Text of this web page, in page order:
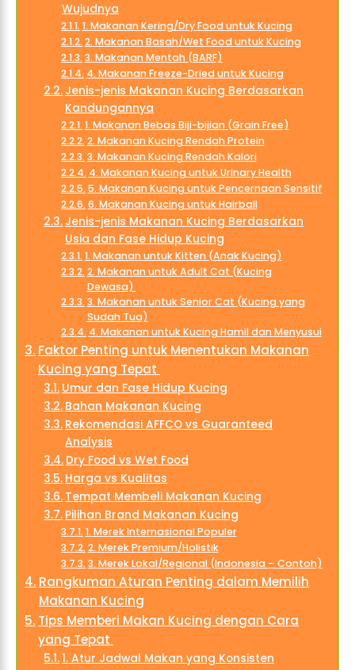
Wujudnya
1. Makanan Kering/Dry Food untuk Kucing
2. Makanan Basah/Wet Food untuk Kucing
3. Makanan Mentah (BARF)
4. Makanan Freeze-Dried untuk Kucing
Jenis-jenis Makanan Kucing Berdasarkan
Kandungannya
1. Makanan Bebas Biji-bijian (Grain Free)
2. Makanan Kucing Rendah Protein
3. Makanan Kucing Rendah Kalori
4. Makanan Kucing untuk Urinary Health
5. Makanan Kucing untuk Pencernaan Sensitif
6. Makanan Kucing untuk Hairball
Jenis-jenis Makanan Kucing Berdasarkan
Usia dan Fase Hidup Kucing
1. Makanan untuk Kitten (Anak Kucing)
2. Makanan untuk Adult Cat (Kucing
Dewasa)
3. Makanan untuk Senior Cat (Kucing yang
Sudah Tua)
4. Makanan untuk Kucing Hamil dan Menyusui
Faktor Penting untuk Menentukan Makanan
Kucing yang Tepat
Umur dan Fase Hidup Kucing
Bahan Makanan Kucing
Rekomendasi AFFCO vs Guaranteed
Analysis
Dry Food vs Wet Food
Harga vs Kualitas
Tempat Membeli Makanan Kucing
Pilihan Brand Makanan Kucing
1. Merek Internasional Populer
2. Merek Premium/Holistik
3. Merek Lokal/Regional (Indonesia – Contoh)
Rangkuman Aturan Penting dalam Memilih
Makanan Kucing
Tips Memberi Makan Kucing dengan Cara
yang Tepat
1. Atur Jadwal Makan yang Konsisten